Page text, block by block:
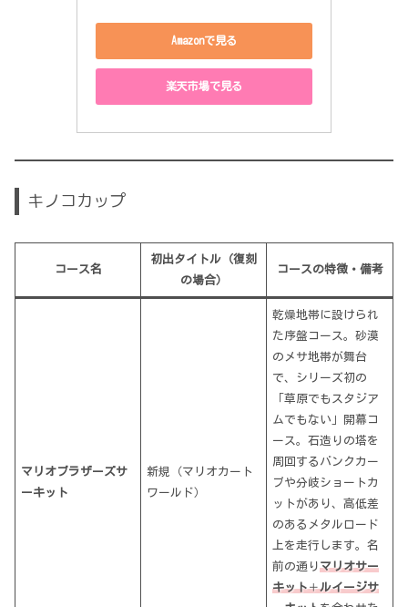
Amazonで見る
楽天市場で見る
キノコカップ
コース名
初出タイトル（復刻
の場合）
コースの特徴・備考
マリオブラザーズサ
ーキット
新規（マリオカート
ワールド）
乾燥地帯に設けられ
た序盤コース。砂漠
のメサ地帯が舞台
で、シリーズ初の
「草原でもスタジア
ムでもない」開幕コ
ース。石造りの塔を
周回するバンクカー
ブや分岐ショートカ
ットがあり、高低差
のあるメタルロード
上を走行します。名
前の通りマリオサー
キット＋ルイージサ